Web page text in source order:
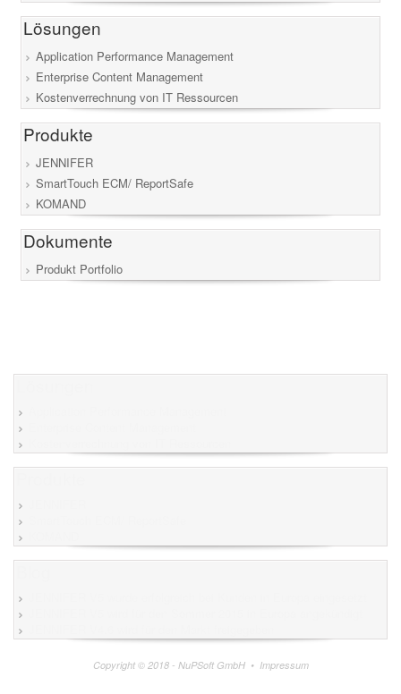
Lösungen
Application Performance Management
Enterprise Content Management
Kostenverrechnung von IT Ressourcen
Produkte
JENNIFER
SmartTouch ECM/ ReportSafe
KOMAND
Dokumente
Produkt Portfolio
Copyright © 2018 - NuPSoft GmbH • Impressum